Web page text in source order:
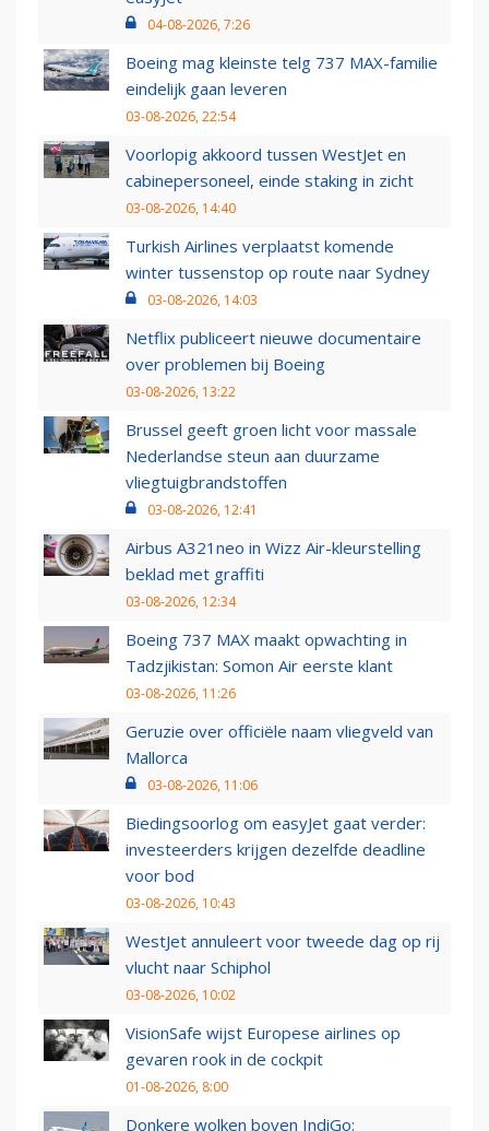
04-08-2026, 7:26
Boeing mag kleinste telg 737 MAX-familie
eindelijk gaan leveren
03-08-2026, 22:54
Voorlopig akkoord tussen WestJet en
cabinepersoneel, einde staking in zicht
03-08-2026, 14:40
Turkish Airlines verplaatst komende
winter tussenstop op route naar Sydney
03-08-2026, 14:03
Netflix publiceert nieuwe documentaire
over problemen bij Boeing
03-08-2026, 13:22
Brussel geeft groen licht voor massale
Nederlandse steun aan duurzame
vliegtuigbrandstoffen
03-08-2026, 12:41
Airbus A321neo in Wizz Air-kleurstelling
beklad met graffiti
03-08-2026, 12:34
Boeing 737 MAX maakt opwachting in
Tadzjikistan: Somon Air eerste klant
03-08-2026, 11:26
Geruzie over officiële naam vliegveld van
Mallorca
03-08-2026, 11:06
Biedingsoorlog om easyJet gaat verder:
investeerders krijgen dezelfde deadline
voor bod
03-08-2026, 10:43
WestJet annuleert voor tweede dag op rij
vlucht naar Schiphol
03-08-2026, 10:02
VisionSafe wijst Europese airlines op
gevaren rook in de cockpit
01-08-2026, 8:00
Donkere wolken boven IndiGo: